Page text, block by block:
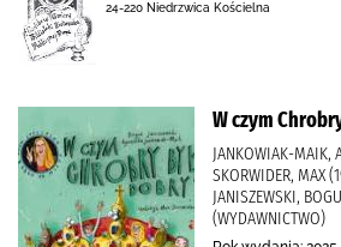
24-220 Niedrzwica Kościelna
W czym
JANKOWIAK-MAIK,
SKORWIDER, MAX
JANISZEWSKI,
(WYDAWNICTWO)